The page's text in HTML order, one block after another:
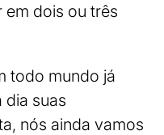
dois ou três
todo mundo já
dia suas
nós ainda vamos